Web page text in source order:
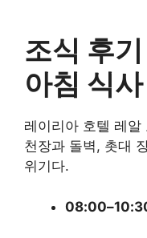
조식 후
아침 식사
레이리아 호텔 레알
천장과 돌벽, 촛대
위기다.